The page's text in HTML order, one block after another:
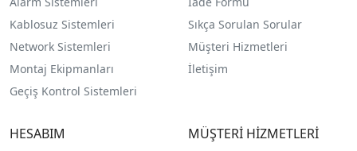
Kablosuz Sistemleri
Network Sistemleri
Montaj Ekipmanları
Geçiş Kontrol Sistemleri
Sıkça Sorulan Sorular
Müşteri Hizmetleri
İletişim
HESABIM MÜŞTERİ HİZMETLERİ